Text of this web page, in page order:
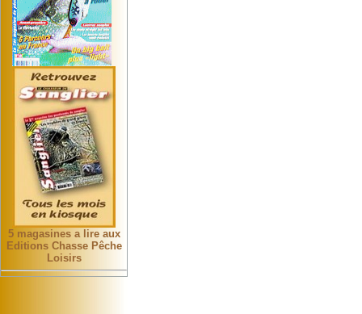
5 magasines a lire aux
Editions Chasse Pêche
Loisirs